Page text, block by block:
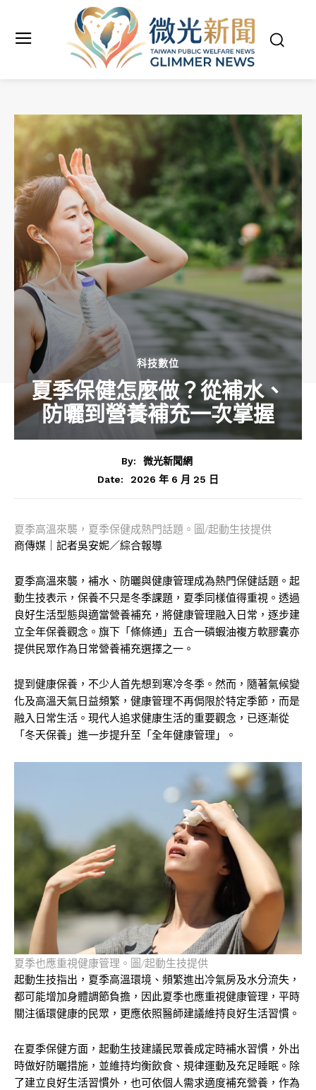
科技數位
夏季保健怎麼做？從補水、
防曬到營養補充一次掌握
By:
微光新聞網
Date:
2026 年 6 月 25 日
夏季高溫來襲，夏季保健成熱門話題。圖/起動生技提供
商傳媒｜記者吳安妮／綜合報導
夏季高溫來襲，補水、防曬與健康管理成為熱門保健話題。起
動生技表示，保養不只是冬季課題，夏季同樣值得重視。透過
良好生活型態與適當營養補充，將健康管理融入日常，逐步建
立全年保養觀念。旗下「條條通」五合一磷蝦油複方軟膠囊亦
提供民眾作為日常營養補充選擇之一。
提到健康保養，不少人首先想到寒冷冬季。然而，隨著氣候變
化及高溫天氣日益頻繁，健康管理不再侷限於特定季節，而是
融入日常生活。現代人追求健康生活的重要觀念，已逐漸從
「冬天保養」進一步提升至「全年健康管理」。
夏季也應重視健康管理。圖/起動生技提供
起動生技指出，夏季高溫環境、頻繁進出冷氣房及水分流失，
都可能增加身體調節負擔，因此夏季也應重視健康管理，平時
關注循環健康的民眾，更應依照醫師建議維持良好生活習慣。
在夏季保健方面，起動生技建議民眾養成定時補水習慣，外出
時做好防曬措施，並維持均衡飲食、規律運動及充足睡眠。除
了建立良好生活習慣外，也可依個人需求適度補充營養，作為